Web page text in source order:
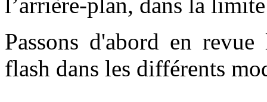
Passons d'abord en
flash dans les différents